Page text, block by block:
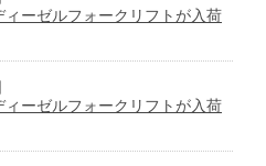
ィーゼルフォークリフトが入荷
ィーゼルフォークリフトが入荷